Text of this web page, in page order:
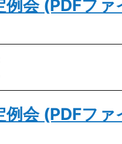
会 (PDFフ
会 (PDFフ